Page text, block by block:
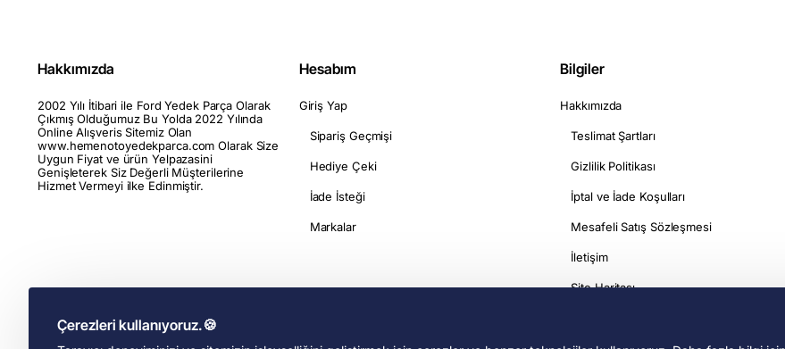
Çerezleri kullanıyoruz.🍪
Hakkımızda
2002 Yılı İtibari ile Ford Yedek Parça Olarak
Çıkmış Olduğumuz Bu Yolda 2022 Yılında
Online Alışveris Sitemiz Olan
www.hemenotoyedekparca.com Olarak Size
Uygun Fiyat ve ürün Yelpazasini
Genişleterek Siz Değerli Müşterilerine
Hizmet Vermeyi ilke Edinmiştir.
Hesabım
Giriş Yap
Sipariş Geçmişi
Hediye Çeki
İade İsteği
Markalar
Bilgiler
Hakkımızda
Teslimat Şartları
Gizlilik Politikası
İptal ve İade Koşulları
Mesafeli Satış Sözleşmesi
İletişim
Site Haritası